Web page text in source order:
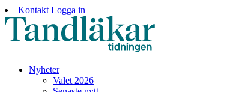
Kontakt Logga in
Nyheter
Valet 2026